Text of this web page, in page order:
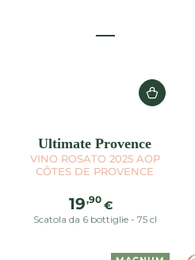
Ultimate Provence
VINO ROSATO 2025 AOP
CÔTES DE PROVENCE
Prezzo
regolare
19,90 €
Scatola da 6 bottiglie - 75 cl